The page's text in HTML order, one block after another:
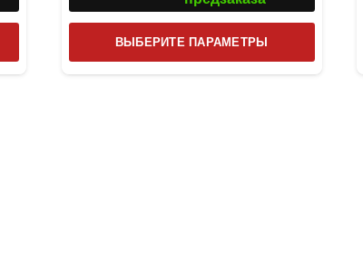
товар
ВЫБЕРИТЕ ПАРАМЕТРЫ
товар